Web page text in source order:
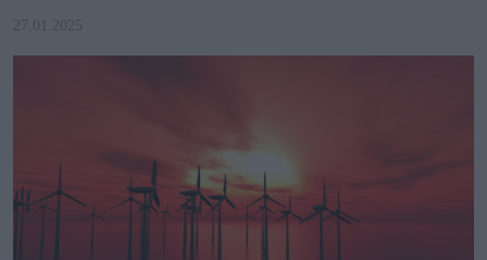
27.01.2025